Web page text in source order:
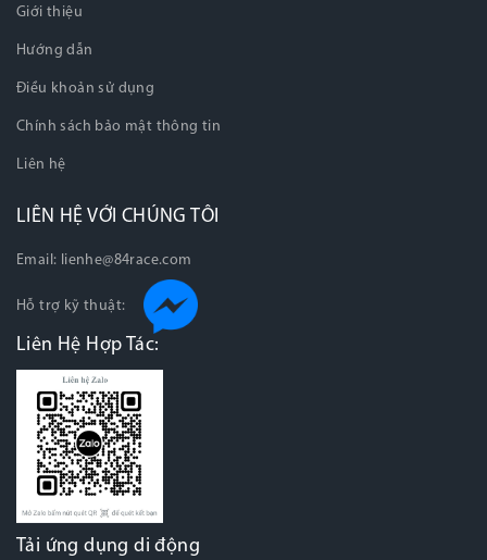
Giới thiệu
Hướng dẫn
Điều khoản sử dụng
Chính sách bảo mật thông tin
Liên hệ
LIÊN HỆ VỚI CHÚNG TÔI
Email: lienhe@84race.com
Hỗ trợ kỹ thuật:
Liên Hệ Hợp Tác:
Tải ứng dụng di động